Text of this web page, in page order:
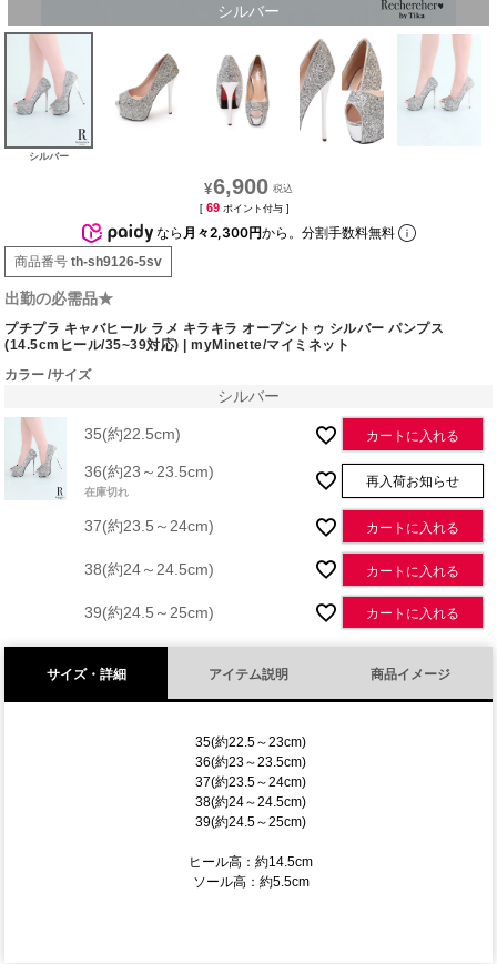
シルバー
シルバー
¥6,900
[ 69 ポイント付与 ]
なら 月々2,300円から。分割手数料無料
商品番号 th-sh9126-5sv
出勤の必需品★
プチプラ キャバヒール ラメ キラキラ オープントゥ シルバー パンプス
(14.5cmヒール/35~39対応) | myMinette/マイミネット
カラー サイズ
シルバー
35(約22.5cm) カートに入れる
36(約23～23.5cm)
在庫切れ
再入荷お知らせ
37(約23.5～24cm) カートに入れる
38(約24～24.5cm) カートに入れる
39(約24.5～25cm) カートに入れる
サイズ・詳細 アイテム説明 商品イメージ
35(約22.5～23cm)
36(約23～23.5cm)
37(約23.5～24cm)
38(約24～24.5cm)
39(約24.5～25cm)
ヒール高：約14.5cm
ソール高：約5.5cm